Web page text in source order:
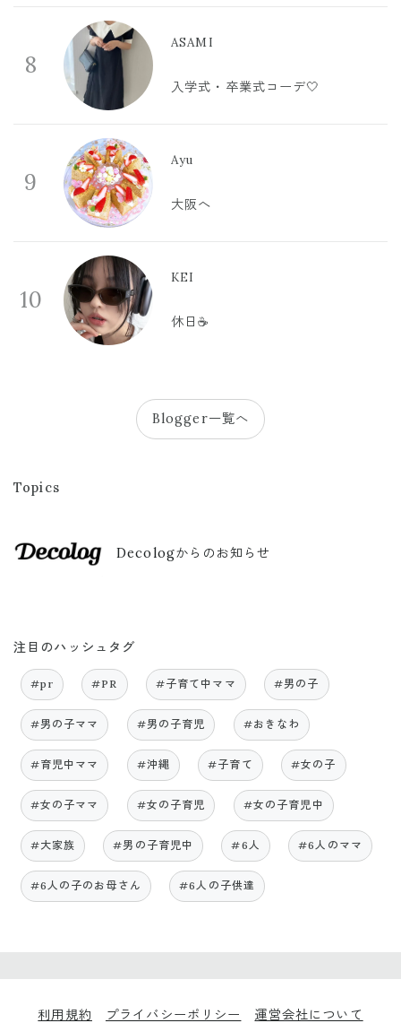
8
ASAMI
入学式・卒業式コーデ🤍
9
Ayu
大阪へ
10
KEI
休日☕️
Blogger一覧へ
Topics
Decologからのお知らせ
注目のハッシュタグ
#pr #PR #子育て中ママ #男の子
#男の子ママ #男の子育児 #おきなわ
#育児中ママ #沖縄 #子育て #女の子
#女の子ママ #女の子育児 #女の子育児中
#大家族 #男の子育児中 #6人 #6人のママ
#6人の子のお母さん #6人の子供達
利用規約 プライバシーポリシー 運営会社について